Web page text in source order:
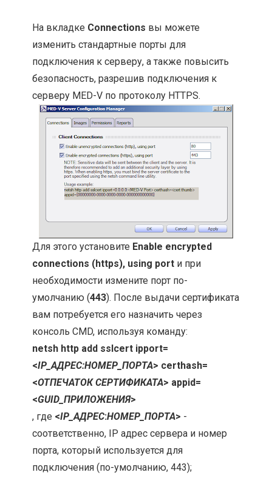
На вкладке Connections вы можете
изменить стандартные порты для
подключения к серверу, а также повысить
безопасность, разрешив подключения к
серверу MED-V по протоколу HTTPS.
Для этого установите Enable encrypted
connections (https), using port и при
необходимости измените порт по-
умолчанию (443). После выдачи сертификата
вам потребуется его назначить через
консоль CMD, используя команду:
netsh http add sslcert ipport=
<IP_АДРЕС:НОМЕР_ПОРТА> certhash=
<ОТПЕЧАТОК СЕРТИФИКАТА> appid=
<GUID_ПРИЛОЖЕНИЯ>
, где <IP_АДРЕС:НОМЕР_ПОРТА> -
соответственно, IP адрес сервера и номер
порта, который используется для
подключения (по-умолчанию, 443);